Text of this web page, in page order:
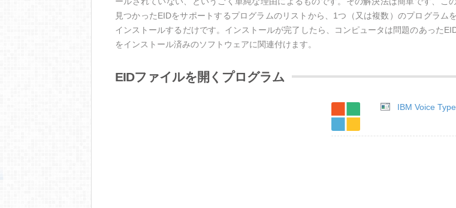
見つかったEIDをサポートするプログラムのリストから、1つ（又は複数）のプログラム
インストールするだけです。インストールが完了したら、コンピュータは問題のあった
をインストール済みのソフトウェアに関連付けます。
EIDファイルを開くプログラム
IBM Voice Type